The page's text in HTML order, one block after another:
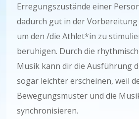
Erregungszustände einer
dadurch gut in der
um den /die Athlet*in zu
beruhigen. Durch die
Musik kann dir die Ausführung
sogar leichter erscheinen, weil
Bewegungsmuster und die
synchronisieren.